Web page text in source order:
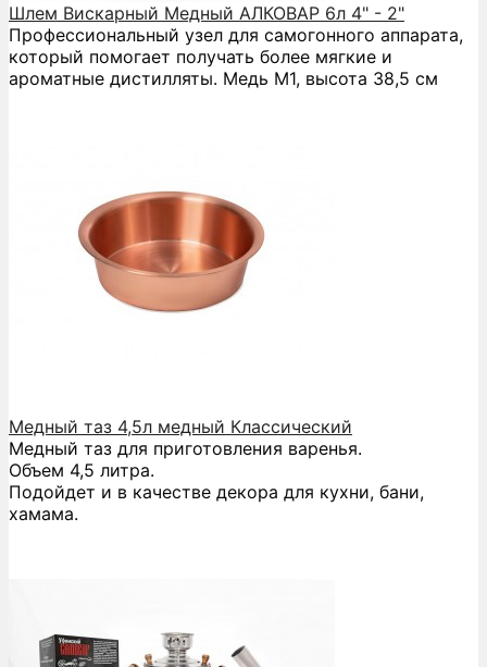
Шлем Вискарный Медный АЛКОВАР 6л 4" - 2"
Профессиональный узел для самогонного аппарата,
который помогает получать более мягкие и
ароматные дистилляты. Медь М1, высота 38,5 см
Медный таз 4,5л медный Классический
Медный таз для приготовления варенья.
Объем 4,5 литра.
Подойдет и в качестве декора для кухни, бани,
хамама.